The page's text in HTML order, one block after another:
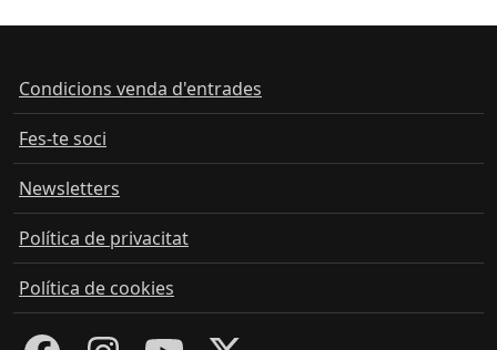
Condicions venda d'entrades
Fes-te soci
Newsletters
Política de privacitat
Política de cookies